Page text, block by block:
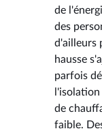
de
des
d'ailleurs
hausse
parfois
l'isolation
de
faible.